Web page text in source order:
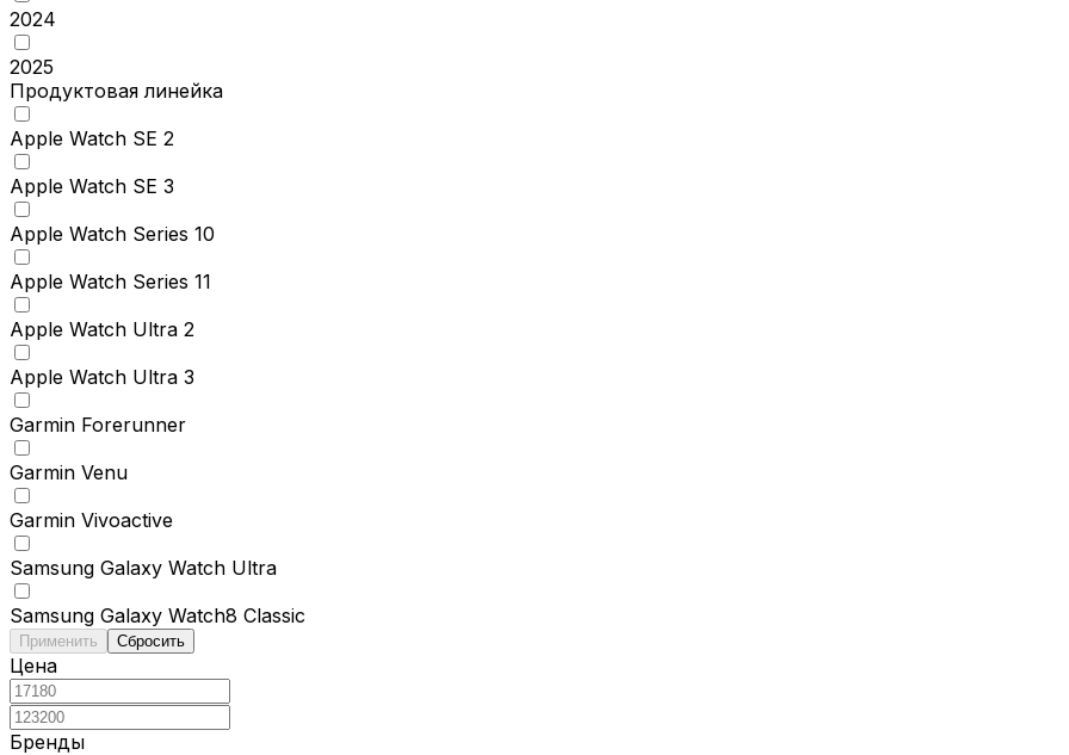
2024
2025
Продуктовая линейка
Apple Watch SE 2
Apple Watch SE 3
Apple Watch Series 10
Apple Watch Series 11
Apple Watch Ultra 2
Apple Watch Ultra 3
Garmin Forerunner
Garmin Venu
Garmin Vivoactive
Samsung Galaxy Watch Ultra
Samsung Galaxy Watch8 Classic
Применить Сбросить
Цена
Бренды